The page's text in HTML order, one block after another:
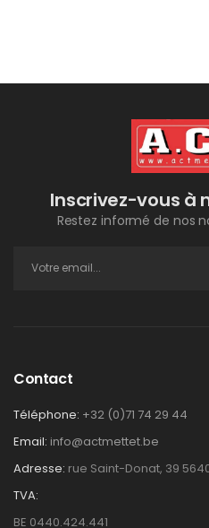
Inscrivez-vous à
Restez informé de nos
Contact
Téléphone: +32 (0)71 74 29 44
Email: info@actmettet.be
Adresse: rue Saint-Donat, 39 5640
TVA:
BE 0440.424.441